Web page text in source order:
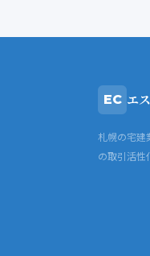
EC エ
札幌の宅建
の取引活性